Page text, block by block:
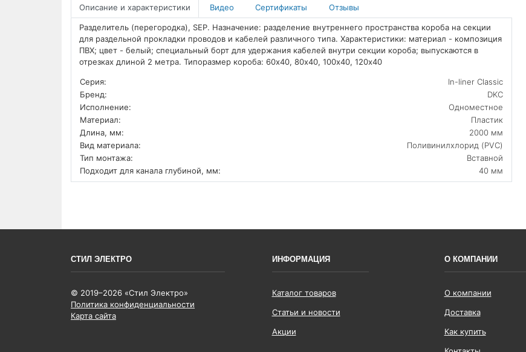
Описание и характеристики Видео Сертификаты Отзывы
Разделитель (перегородка), SEP. Назначение: разделение внутреннего пространства короба на секции
для раздельной прокладки проводов и кабелей различного типа. Характеристики: материал - композиция
ПВХ; цвет - белый; специальный борт для удержания кабелей внутри секции короба; выпускаются в
отрезках длиной 2 метра. Типоразмер короба: 60х40, 80х40, 100х40, 120х40
Серия:
In-liner Classic
Бренд:
DKC
Исполнение:
Одноместное
Материал:
Пластик
Длина, мм:
2000 мм
Вид материала:
Поливинилхлорид (PVC)
Тип монтажа:
Вставной
Подходит для канала глубиной, мм:
40 мм
СТИЛ ЭЛЕКТРО
© 2019–2026 «Стил Электро»
Политика конфиденциальности
Карта сайта
ИНФОРМАЦИЯ
Каталог товаров
Статьи и новости
Акции
О КОМПАНИИ
О компании
Доставка
Как купить